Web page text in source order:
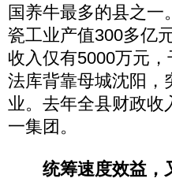
国养牛最多的县之
瓷工业产值300多亿
收入仅有5000万元
法库背靠母城沈阳，
业。去年全县财政收
一集团。
统筹速度效益